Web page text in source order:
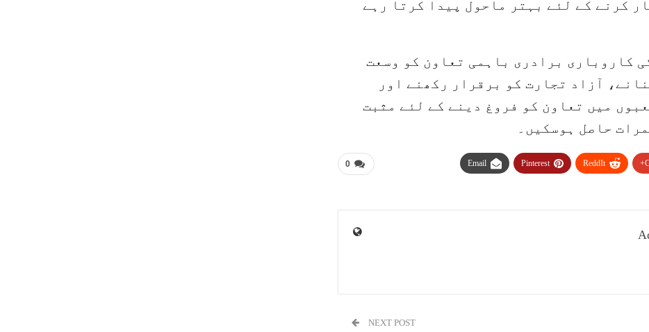
کرنے کے لئے بہتر ماحول پیدا کرتا رہے
کاروباری برادری باہمی تعاون کو وسعت
آزاد تجارت کو برقرار رکھنے اور
میں تعاون کو فروغ دینے کے لئے مثبت
حاصل ہوسکیں۔
0 ReddIt
Pinterest
Email
NEXT POST